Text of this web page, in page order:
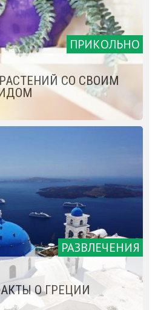
ПРИКОЛЬНО
СО СВОИМ
РАЗВЛЕЧЕНИЯ
О ГРЕЦИИ